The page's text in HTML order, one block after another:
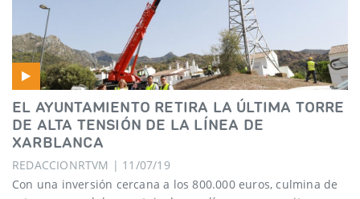
EL AYUNTAMIENTO RETIRA LA ÚLTIMA TORRE
DE ALTA TENSIÓN DE LA LÍNEA DE
XARBLANCA
REDACCIONRTVM | 11/07/19
Con una inversión cercana a los 800.000 euros, culmina de